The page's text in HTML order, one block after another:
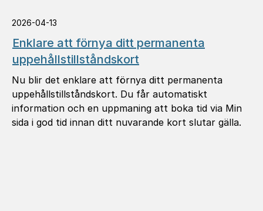
2026-04-13
Enklare att förnya ditt permanenta
uppehållstillståndskort
Nu blir det enklare att förnya ditt permanenta
uppehållstillståndskort. Du får automatiskt
information och en uppmaning att boka tid via Min
sida i god tid innan ditt nuvarande kort slutar gälla.